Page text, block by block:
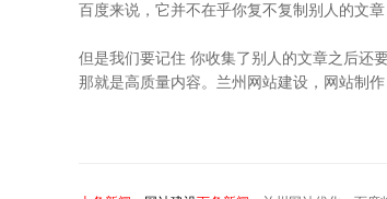
百度来说，它并不在乎你复不复制别人的文
但是我们要记住 你收集了别人的文章之后还
那就是高质量内容。兰州 网站建设 ，网站制作